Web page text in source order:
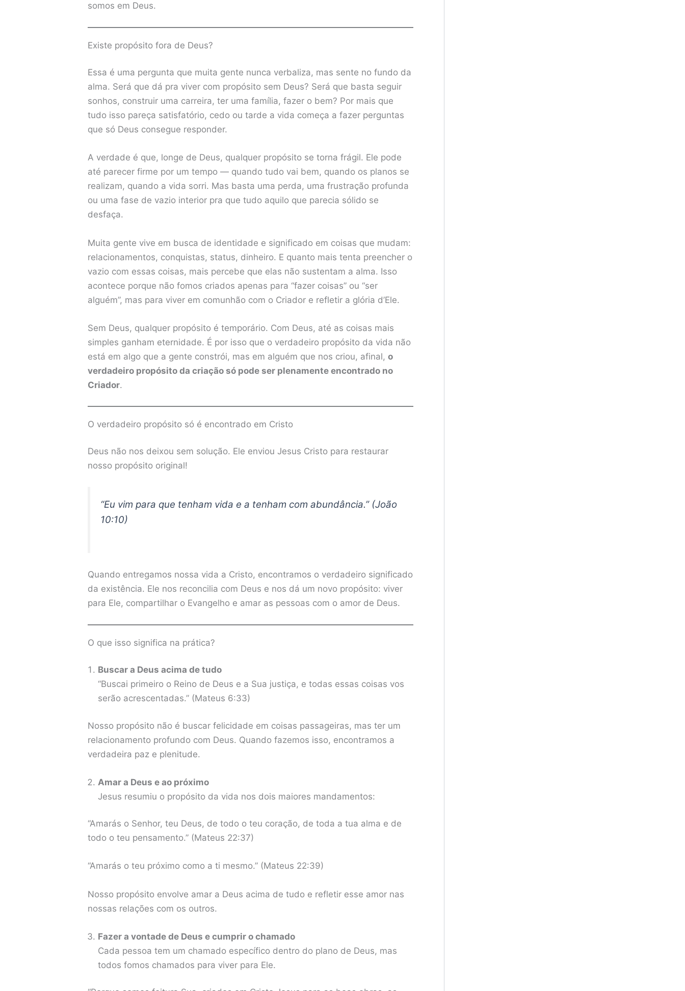
somos em Deus.
Existe propósito fora de Deus?
Essa é uma pergunta que muita gente nunca verbaliza, mas sente no fundo da
alma. Será que dá pra viver com propósito sem Deus? Será que basta seguir
sonhos, construir uma carreira, ter uma família, fazer o bem? Por mais que
tudo isso pareça satisfatório, cedo ou tarde a vida começa a fazer perguntas
que só Deus consegue responder.
A verdade é que, longe de Deus, qualquer propósito se torna frágil. Ele pode
até parecer firme por um tempo — quando tudo vai bem, quando os planos se
realizam, quando a vida sorri. Mas basta uma perda, uma frustração profunda
ou uma fase de vazio interior pra que tudo aquilo que parecia sólido se
desfaça.
Muita gente vive em busca de identidade e significado em coisas que mudam:
relacionamentos, conquistas, status, dinheiro. E quanto mais tenta preencher o
vazio com essas coisas, mais percebe que elas não sustentam a alma. Isso
acontece porque não fomos criados apenas para “fazer coisas” ou “ser
alguém”, mas para viver em comunhão com o Criador e refletir a glória d’Ele.
Sem Deus, qualquer propósito é temporário. Com Deus, até as coisas mais
simples ganham eternidade. É por isso que o verdadeiro propósito da vida não
está em algo que a gente constrói, mas em alguém que nos criou, afinal, o
verdadeiro propósito da criação só pode ser plenamente encontrado no
Criador.
O verdadeiro propósito só é encontrado em Cristo
Deus não nos deixou sem solução. Ele enviou Jesus Cristo para restaurar
nosso propósito original!
“Eu vim para que tenham vida e a tenham com abundância.” (João
10:10)
Quando entregamos nossa vida a Cristo, encontramos o verdadeiro significado
da existência. Ele nos reconcilia com Deus e nos dá um novo propósito: viver
para Ele, compartilhar o Evangelho e amar as pessoas com o amor de Deus.
O que isso significa na prática?
Buscar a Deus acima de tudo
“Buscai primeiro o Reino de Deus e a Sua justiça, e todas essas coisas vos
serão acrescentadas.” (Mateus 6:33)
Nosso propósito não é buscar felicidade em coisas passageiras, mas ter um
relacionamento profundo com Deus. Quando fazemos isso, encontramos a
verdadeira paz e plenitude.
Amar a Deus e ao próximo
Jesus resumiu o propósito da vida nos dois maiores mandamentos:
“Amarás o Senhor, teu Deus, de todo o teu coração, de toda a tua alma e de
todo o teu pensamento.” (Mateus 22:37)
“Amarás o teu próximo como a ti mesmo.” (Mateus 22:39)
Nosso propósito envolve amar a Deus acima de tudo e refletir esse amor nas
nossas relações com os outros.
Fazer a vontade de Deus e cumprir o chamado
Cada pessoa tem um chamado específico dentro do plano de Deus, mas
todos fomos chamados para viver para Ele.